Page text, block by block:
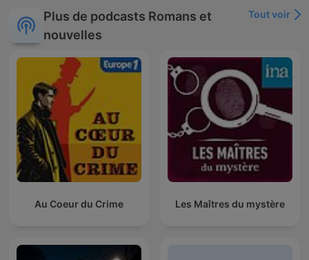
Plus de podcasts Romans et
nouvelles
Tout voir
Au Coeur du Crime Les Maîtres du mystère